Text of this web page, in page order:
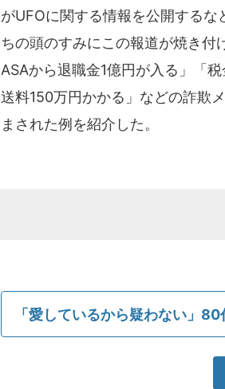
がUFOに関する情報を公開する
ちの頭のすみにこの報道が焼き付
ASAから退職金1億円が入る」「
送料150万円かかる」などの詐欺
まされた例を紹介した。
「愛しているから疑わない」